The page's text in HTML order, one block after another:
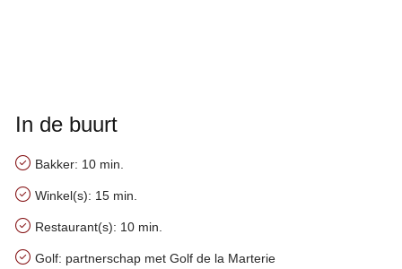
In de buurt
Bakker: 10 min.
Winkel(s): 15 min.
Restaurant(s): 10 min.
Golf: partnerschap met Golf de la Marterie